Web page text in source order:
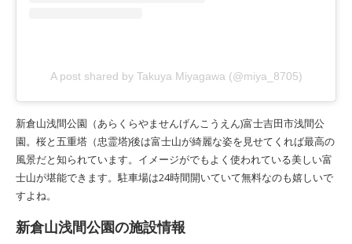
A post shared by Takuya Miyagawa (@miya_8705)
新倉山浅間公園（あらくらやませんげんこうえん)富士吉田市浅間公
園。桜と五重塔（忠霊塔)後は富士山が綺麗な姿を見せてくれば最高の
風景だと知られています。イメージがでもよく使われている美しい富
士山が堪能できます。駐車場は24時間開いていて無料なのも嬉しいで
すよね。
新倉山浅間公園の施設情報